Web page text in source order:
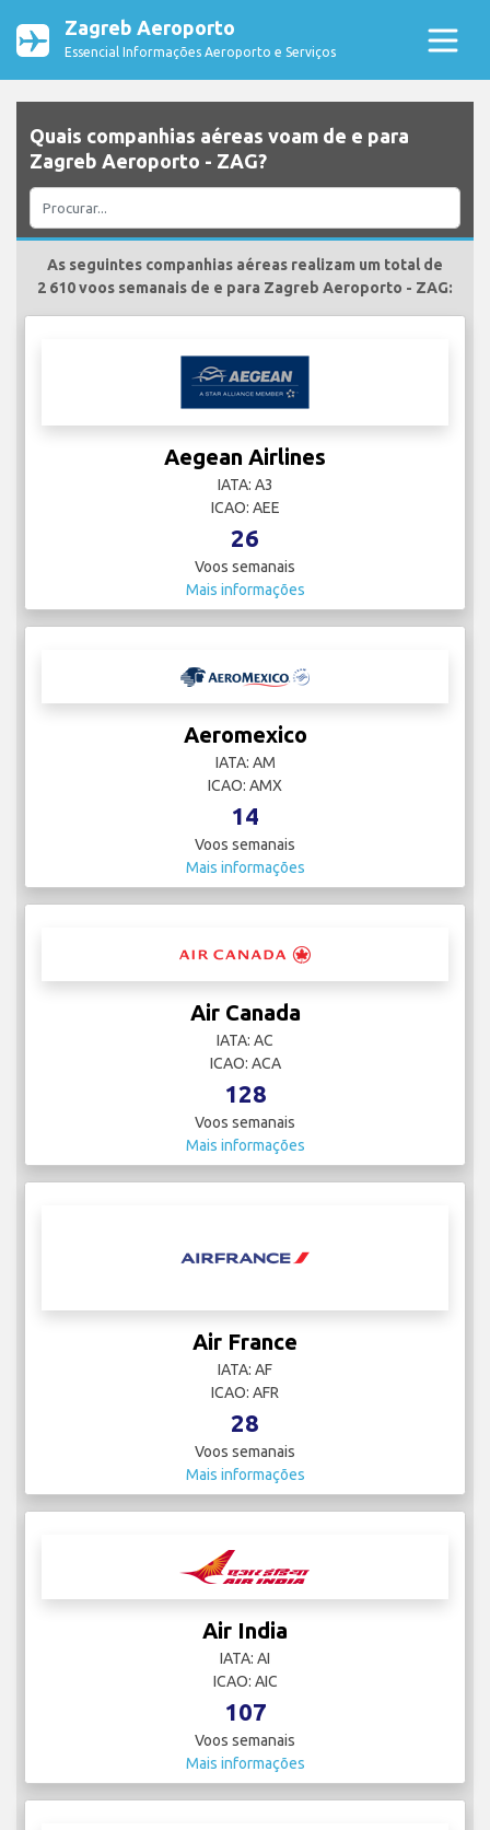
Zagreb Aeroporto
Essencial Informações Aeroporto e Serviços
Quais companhias aéreas voam de e para
Zagreb Aeroporto - ZAG?
As seguintes companhias aéreas realizam um total de
2 610 voos semanais de e para Zagreb Aeroporto - ZAG:
Aegean Airlines
IATA: A3
ICAO: AEE
26
Voos semanais
Mais informações
Aeromexico
IATA: AM
ICAO: AMX
14
Voos semanais
Mais informações
Air Canada
IATA: AC
ICAO: ACA
128
Voos semanais
Mais informações
Air France
IATA: AF
ICAO: AFR
28
Voos semanais
Mais informações
Air India
IATA: AI
ICAO: AIC
107
Voos semanais
Mais informações